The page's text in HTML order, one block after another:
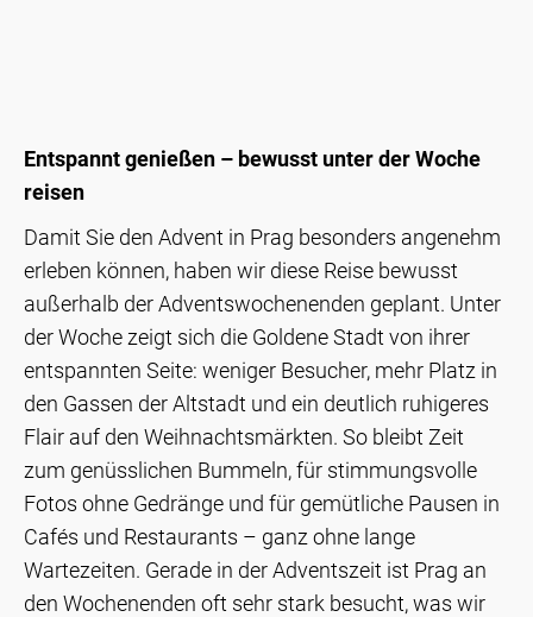
Entspannt genießen – bewusst unter der Woche
reisen
Damit Sie den Advent in Prag besonders angenehm
erleben können, haben wir diese Reise bewusst
außerhalb der Adventswochenenden geplant. Unter
der Woche zeigt sich die Goldene Stadt von ihrer
entspannten Seite: weniger Besucher, mehr Platz in
den Gassen der Altstadt und ein deutlich ruhigeres
Flair auf den Weihnachtsmärkten. So bleibt Zeit
zum genüsslichen Bummeln, für stimmungsvolle
Fotos ohne Gedränge und für gemütliche Pausen in
Cafés und Restaurants – ganz ohne lange
Wartezeiten. Gerade in der Adventszeit ist Prag an
den Wochenenden oft sehr stark besucht, was wir